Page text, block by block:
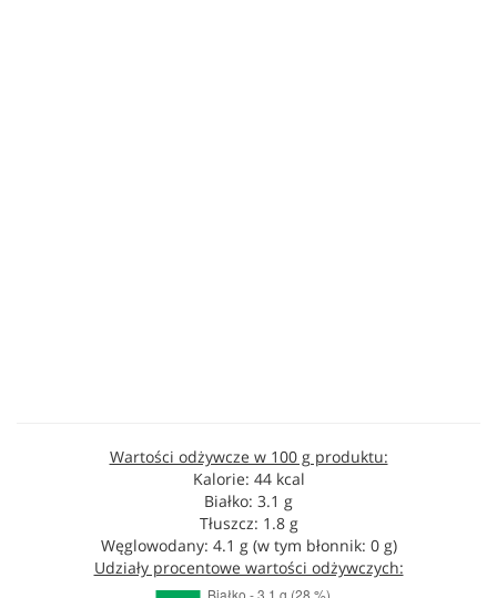
Wartości odżywcze w 100 g produktu:
Kalorie: 44 kcal
Białko: 3.1 g
Tłuszcz: 1.8 g
Węglowodany: 4.1 g (w tym błonnik: 0 g)
Udziały procentowe wartości odżywczych: